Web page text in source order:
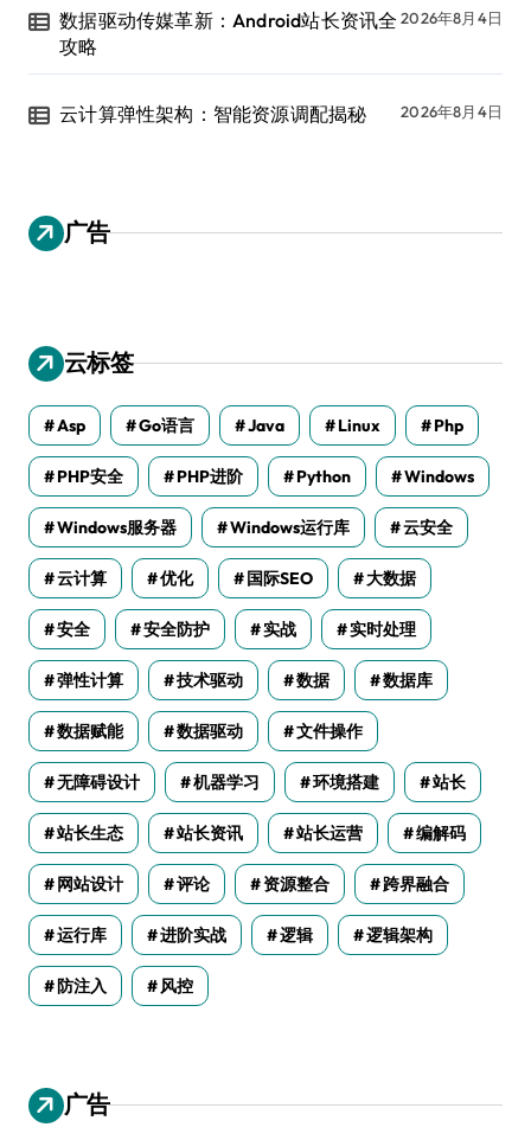
数据驱动传媒革新：Android站长资讯全
攻略
2026年8月4日
云计算弹性架构：智能资源调配揭秘 2026年8月4日
广告
云标签
Asp Go语言 Java Linux Php
PHP安全 PHP进阶 Python Windows
Windows服务器 Windows运行库 云安全
云计算 优化 国际SEO 大数据
安全 安全防护 实战 实时处理
弹性计算 技术驱动 数据 数据库
数据赋能 数据驱动 文件操作
无障碍设计 机器学习 环境搭建 站长
站长生态 站长资讯 站长运营 编解码
网站设计 评论 资源整合 跨界融合
运行库 进阶实战 逻辑 逻辑架构
防注入 风控
广告